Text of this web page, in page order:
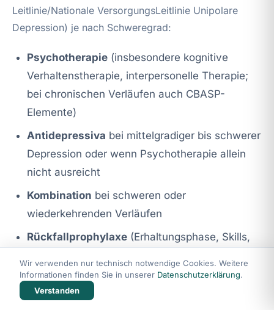
Leitlinie/Nationale VersorgungsLeitlinie Unipolare
Depression) je nach Schweregrad:
Psychotherapie (insbesondere kognitive
Verhaltenstherapie, interpersonelle Therapie;
bei chronischen Verläufen auch CBASP-
Elemente)
Antidepressiva bei mittelgradiger bis schwerer
Depression oder wenn Psychotherapie allein
nicht ausreicht
Kombination bei schweren oder
wiederkehrenden Verläufen
Rückfallprophylaxe (Erhaltungsphase, Skills,
Diagnostik: strukturiert statt Bauchgefühl
Wir verwenden nur technisch notwendige Cookies. Weitere
Informationen finden Sie in unserer Datenschutzerklärung.
Verstanden